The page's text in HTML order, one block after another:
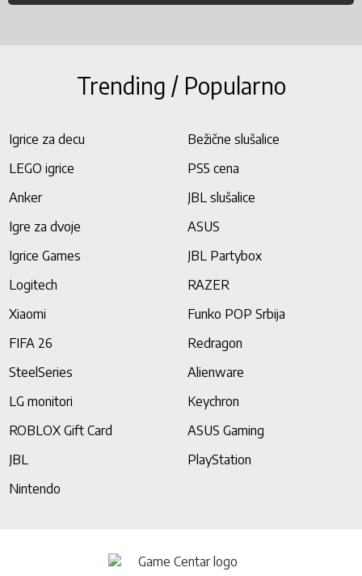
Trending / Popularno
Igrice za decu
Bežične slušalice
LEGO igrice
PS5 cena
Anker
JBL slušalice
Igre za dvoje
ASUS
Igrice Games
JBL Partybox
Logitech
RAZER
Xiaomi
Funko POP Srbija
FIFA 26
Redragon
SteelSeries
Alienware
LG monitori
Keychron
ROBLOX Gift Card
ASUS Gaming
JBL
PlayStation
Nintendo